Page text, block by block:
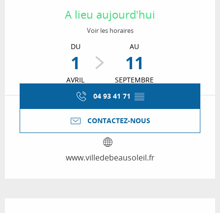
A lieu aujourd'hui
Voir les horaires
DU
1
AVRIL
AU
11
SEPTEMBRE
04 93 41 71 ▒▒
CONTACTEZ-NOUS
www.villedebeausoleil.fr